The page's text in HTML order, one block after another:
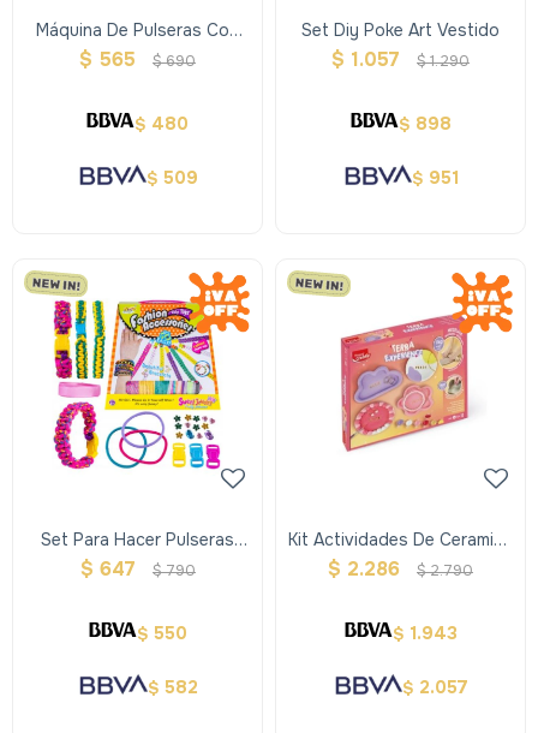
Máquina De Pulseras Con
Diseño
$ 565 $690
$ 480
$ 509
Set Diy Poke Art Vestido
$ 1.057 $1.290
$ 898
$ 951
Set Para Hacer Pulseras
Con Hilo
$ 647 $790
$ 550
$ 582
Kit Actividades De Ceramica
Terra Maped Creativ
$ 2.286 $2.790
$ 1.943
$ 2.057